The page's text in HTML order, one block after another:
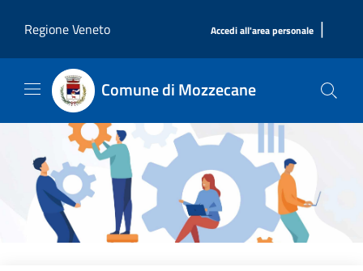
Regione Veneto
Accedi all'area personale |
Comune di Mozzecane